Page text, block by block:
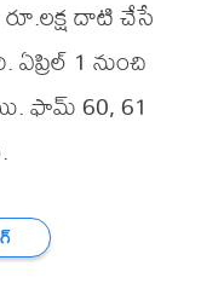
దాటి చేసే
ఏప్రిల్ 1 నుంచి
ఫామ్ 60, 61